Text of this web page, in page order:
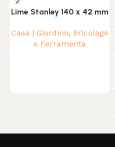
Lime Stanley 140 x 42 mm
Casa | Giardino, Bricolage
e Ferramenta
Read More